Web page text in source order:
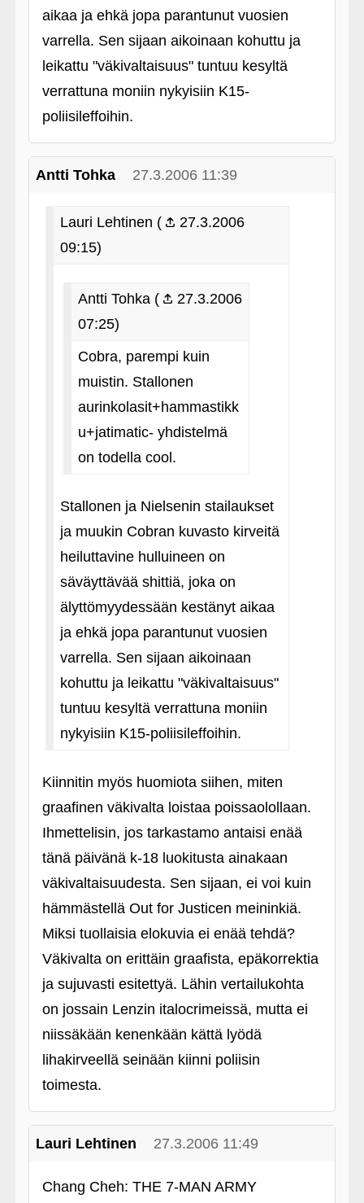
aikaa ja ehkä jopa parantunut vuosien
varrella. Sen sijaan aikoinaan kohuttu ja
leikattu "väkivaltaisuus" tuntuu kesyltä
verrattuna moniin nykyisiin K15-
poliisileffoihin.
Antti Tohka 27.3.2006 11:39
Lauri Lehtinen (
27.3.2006
09:15)
Antti Tohka (
27.3.2006
07:25)
Cobra, parempi kuin
muistin. Stallonen
aurinkolasit+hammastikk
u+jatimatic- yhdistelmä
on todella cool.
Stallonen ja Nielsenin stailaukset
ja muukin Cobran kuvasto kirveitä
heiluttavine hulluineen on
säväyttävää shittiä, joka on
älyttömyydessään kestänyt aikaa
ja ehkä jopa parantunut vuosien
varrella. Sen sijaan aikoinaan
kohuttu ja leikattu "väkivaltaisuus"
tuntuu kesyltä verrattuna moniin
nykyisiin K15-poliisileffoihin.
Kiinnitin myös huomiota siihen, miten
graafinen väkivalta loistaa poissaolollaan.
Ihmettelisin, jos tarkastamo antaisi enää
tänä päivänä k-18 luokitusta ainakaan
väkivaltaisuudesta. Sen sijaan, ei voi kuin
hämmästellä Out for Justicen meininkiä.
Miksi tuollaisia elokuvia ei enää tehdä?
Väkivalta on erittäin graafista, epäkorrektia
ja sujuvasti esitettyä. Lähin vertailukohta
on jossain Lenzin italocrimeissä, mutta ei
niissäkään kenenkään kättä lyödä
lihakirveellä seinään kiinni poliisin
toimesta.
Lauri Lehtinen 27.3.2006 11:49
Chang Cheh: THE 7-MAN ARMY